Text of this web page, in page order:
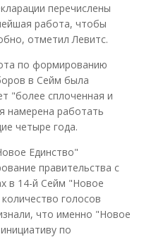
перечислены
работа, чтобы
отметил Левитс.
по формированию
в Сейм была
"более сплоченная и
намерена работать
четыре года.
Единство"
правительства с
в 14-й Сейм "Новое
голосов
что именно "Новое
по